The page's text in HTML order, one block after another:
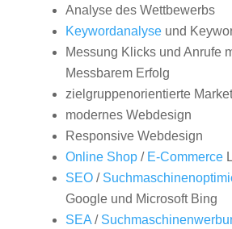
Analyse des Wettbewerbs
Keywordanalyseund
Messung Klicks und Anrufe
Messbarem Erfolg
zielgruppenorientierte
modernes Webdesign
Responsive Webdesign
Online Shop/ E-Commerce
SEO/
Google und Microsoft Bing
SEA/